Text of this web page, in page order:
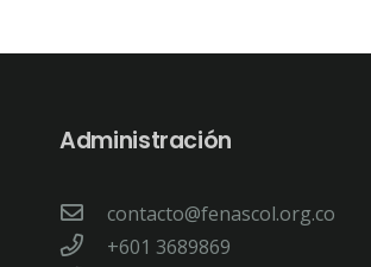
Administración
contacto@fenascol.org.co
+601 3689869